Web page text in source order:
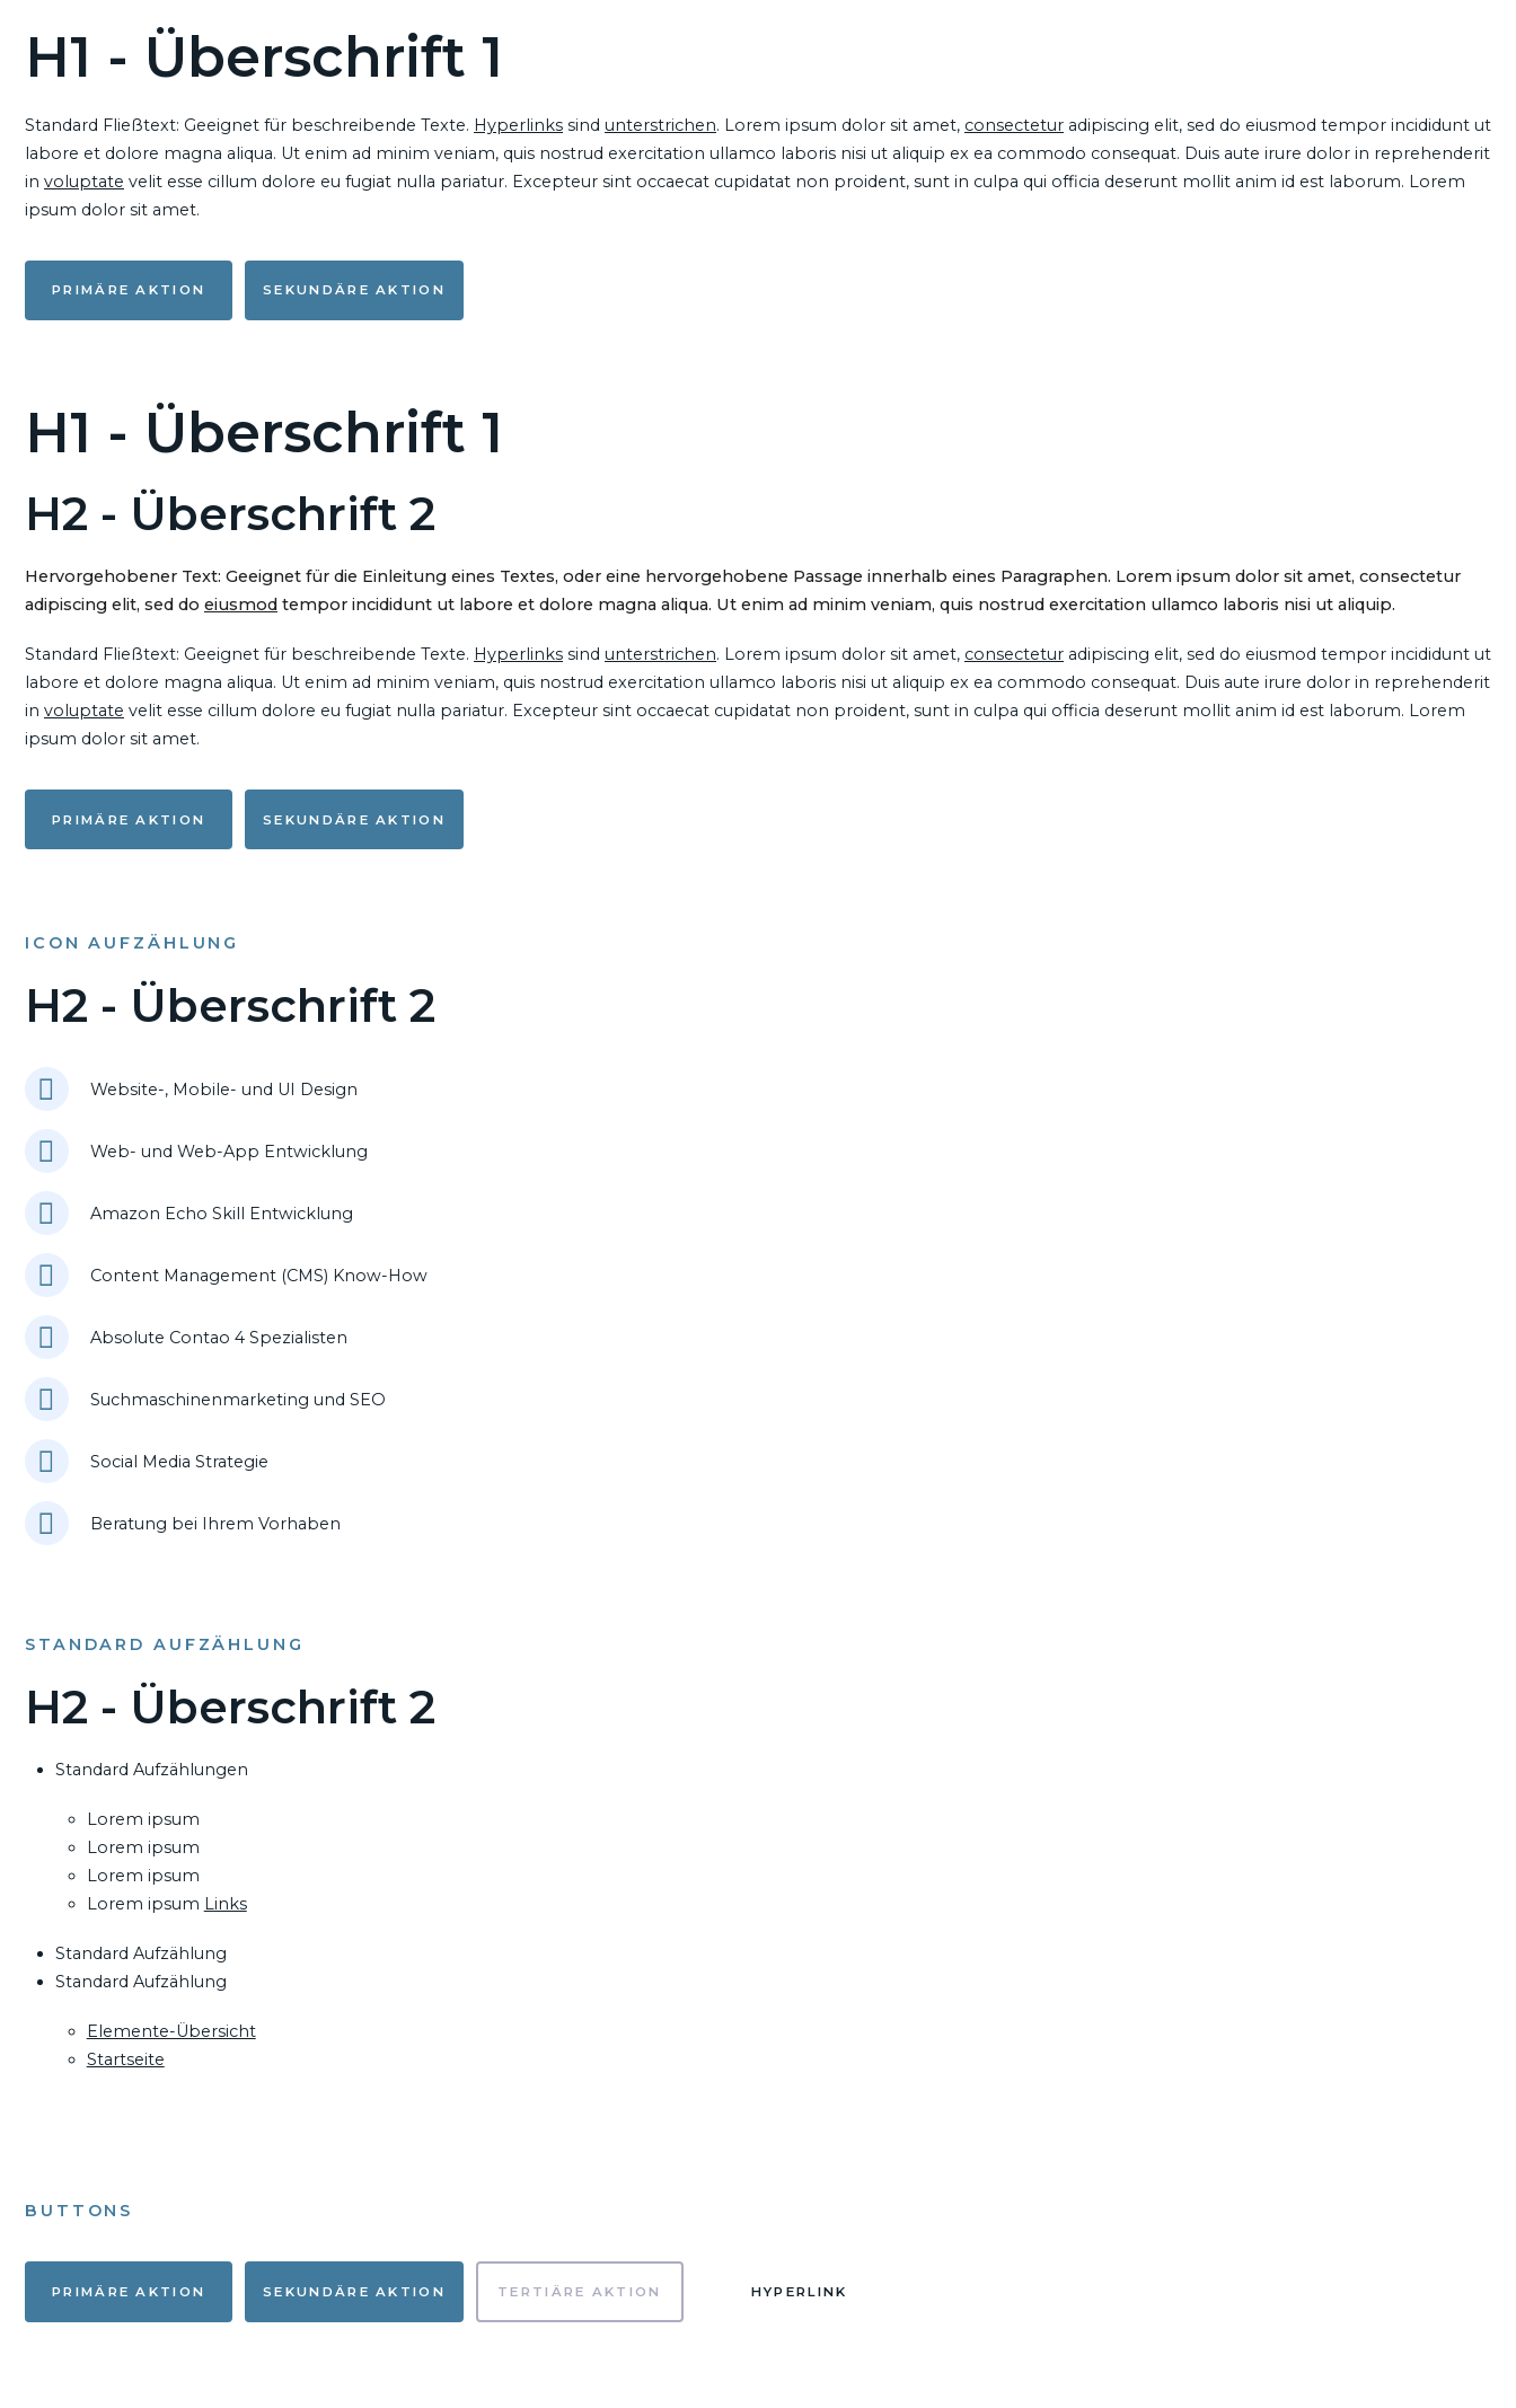
H1 - Überschrift 1
Standard Fließtext: Geeignet für beschreibende Texte. Hyperlinks sind unterstrichen. Lorem ipsum dolor sit amet, consectetur adipiscing elit, sed do eiusmod tempor incididunt ut
labore et dolore magna aliqua. Ut enim ad minim veniam, quis nostrud exercitation ullamco laboris nisi ut aliquip ex ea commodo consequat. Duis aute irure dolor in reprehenderit
in voluptate velit esse cillum dolore eu fugiat nulla pariatur. Excepteur sint occaecat cupidatat non proident, sunt in culpa qui officia deserunt mollit anim id est laborum. Lorem
ipsum dolor sit amet.
PRIMÄRE AKTION SEKUNDÄRE AKTION
H1 - Überschrift 1
H2 - Überschrift 2
Hervorgehobener Text: Geeignet für die Einleitung eines Textes, oder eine hervorgehobene Passage innerhalb eines Paragraphen. Lorem ipsum dolor sit amet, consectetur
adipiscing elit, sed do eiusmod tempor incididunt ut labore et dolore magna aliqua. Ut enim ad minim veniam, quis nostrud exercitation ullamco laboris nisi ut aliquip.
Standard Fließtext: Geeignet für beschreibende Texte. Hyperlinks sind unterstrichen. Lorem ipsum dolor sit amet, consectetur adipiscing elit, sed do eiusmod tempor incididunt ut
labore et dolore magna aliqua. Ut enim ad minim veniam, quis nostrud exercitation ullamco laboris nisi ut aliquip ex ea commodo consequat. Duis aute irure dolor in reprehenderit
in voluptate velit esse cillum dolore eu fugiat nulla pariatur. Excepteur sint occaecat cupidatat non proident, sunt in culpa qui officia deserunt mollit anim id est laborum. Lorem
ipsum dolor sit amet.
PRIMÄRE AKTION SEKUNDÄRE AKTION
ICON AUFZÄHLUNG
H2 - Überschrift 2
Website-, Mobile- und UI Design
Web- und Web-App Entwicklung
Amazon Echo Skill Entwicklung
Content Management (CMS) Know-How
Absolute Contao 4 Spezialisten
Suchmaschinenmarketing und SEO
Social Media Strategie
Beratung bei Ihrem Vorhaben
STANDARD AUFZÄHLUNG
H2 - Überschrift 2
Standard Aufzählungen
Lorem ipsum
Lorem ipsum
Lorem ipsum
Lorem ipsum Links
Standard Aufzählung
Standard Aufzählung
Elemente-Übersicht
Startseite
BUTTONS
PRIMÄRE AKTION SEKUNDÄRE AKTION TERTIÄRE AKTION HYPERLINK